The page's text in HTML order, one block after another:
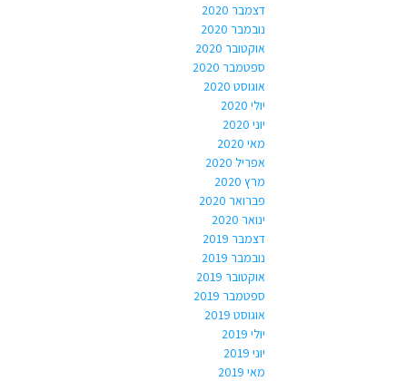
דצמבר 2020
נובמבר 2020
אוקטובר 2020
ספטמבר 2020
אוגוסט 2020
יולי 2020
יוני 2020
מאי 2020
אפריל 2020
מרץ 2020
פברואר 2020
ינואר 2020
דצמבר 2019
נובמבר 2019
אוקטובר 2019
ספטמבר 2019
אוגוסט 2019
יולי 2019
יוני 2019
מאי 2019